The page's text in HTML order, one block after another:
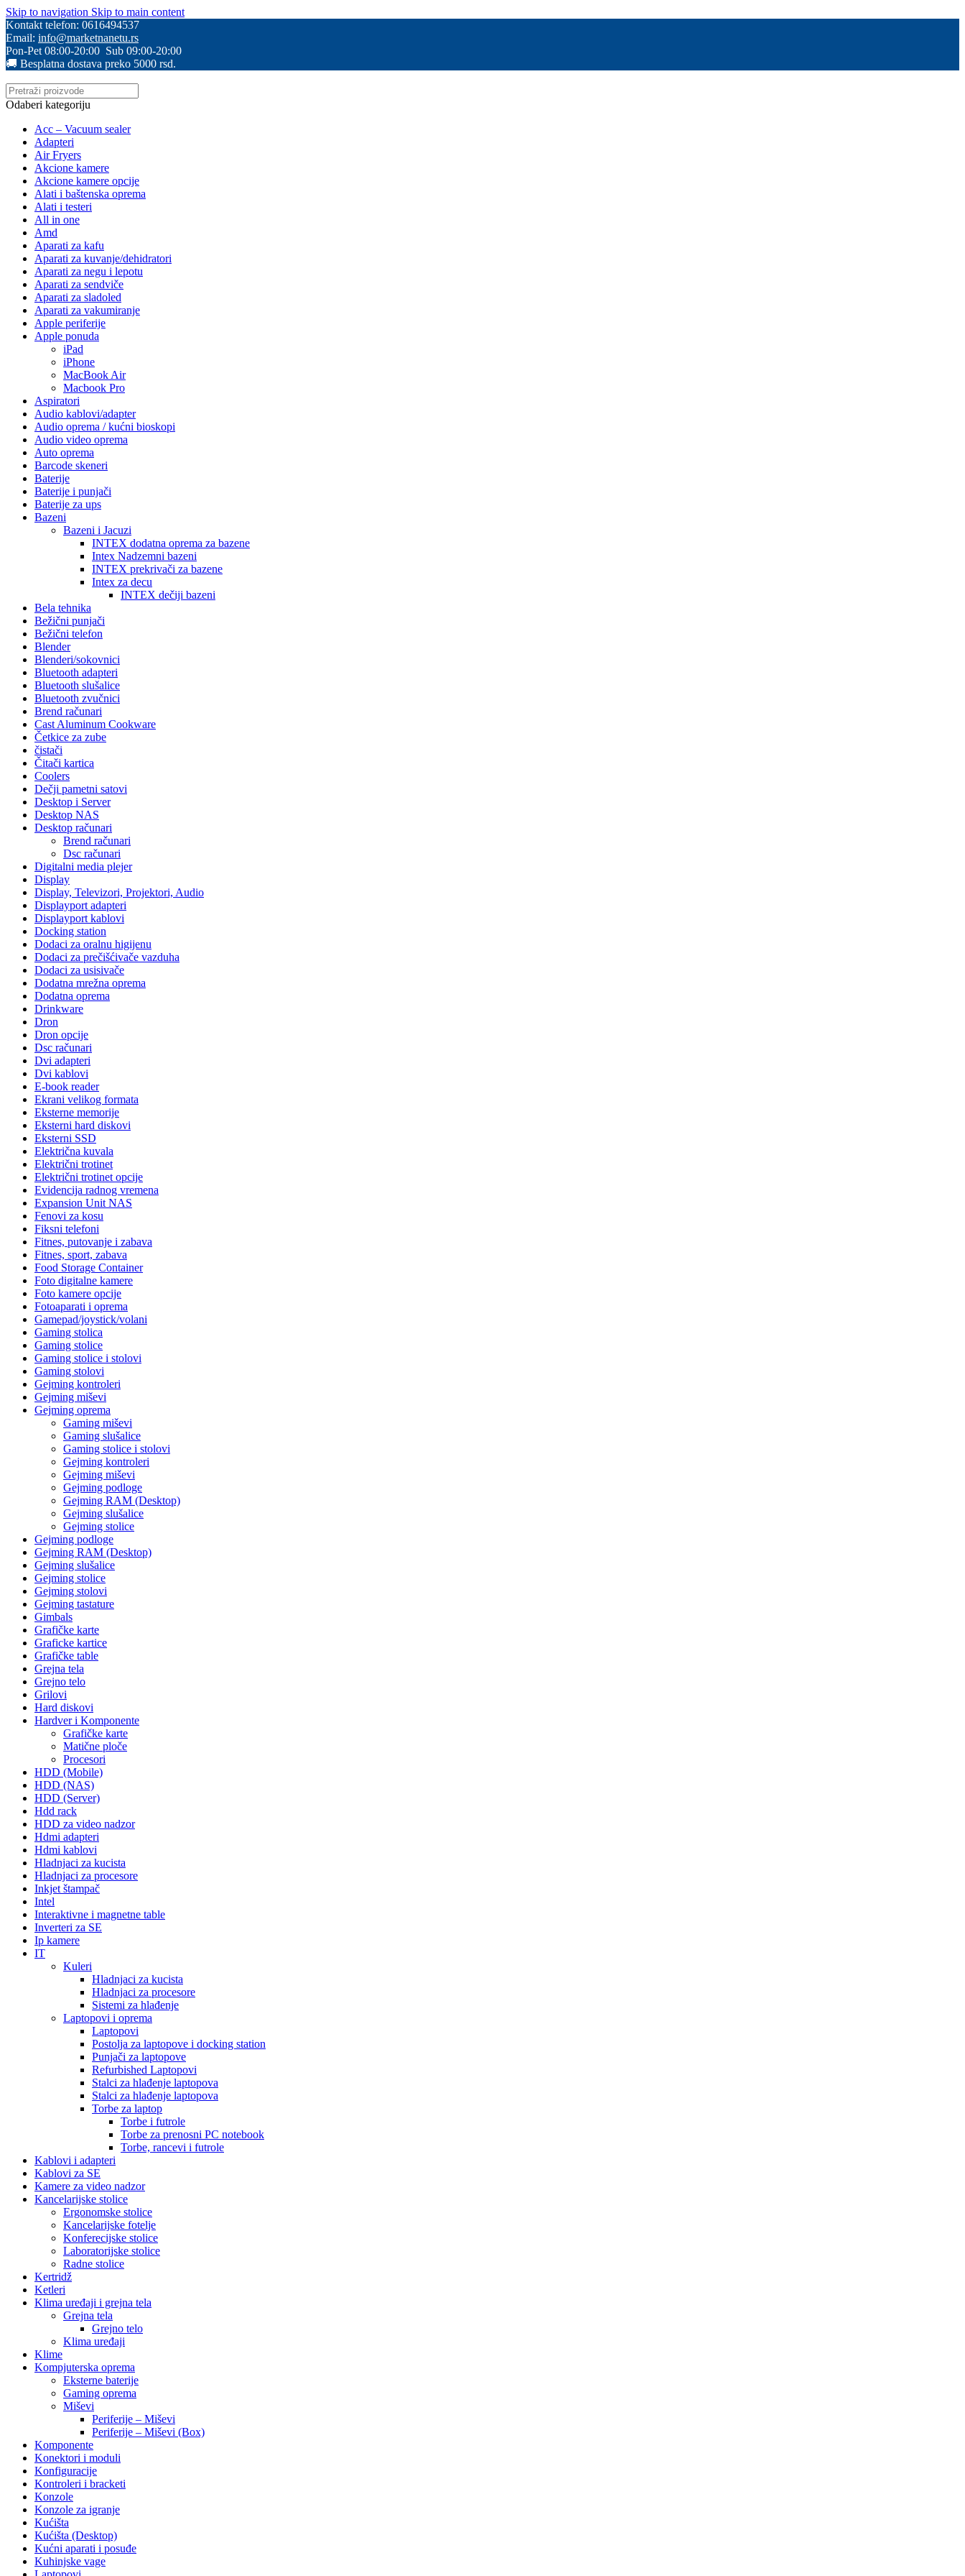
Skip to navigation Skip to main content
Kontakt telefon: 0616494537
Email: info@marketnanetu.rs
Pon-Pet 08:00-20:00 Sub 09:00-20:00
🚚 Besplatna dostava preko 5000 rsd.
Odaberi kategoriju
Acc – Vacuum sealer
Adapteri
Air Fryers
Akcione kamere
Akcione kamere opcije
Alati i baštenska oprema
Alati i testeri
All in one
Amd
Aparati za kafu
Aparati za kuvanje/dehidratori
Aparati za negu i lepotu
Aparati za sendviče
Aparati za sladoled
Aparati za vakumiranje
Apple periferije
Apple ponuda
iPad
iPhone
MacBook Air
Macbook Pro
Aspiratori
Audio kablovi/adapter
Audio oprema / kućni bioskopi
Audio video oprema
Auto oprema
Barcode skeneri
Baterije
Baterije i punjači
Baterije za ups
Bazeni
Bazeni i Jacuzi
INTEX dodatna oprema za bazene
Intex Nadzemni bazeni
INTEX prekrivači za bazene
Intex za decu
INTEX dečiji bazeni
Bela tehnika
Bežični punjači
Bežični telefon
Blender
Blenderi/sokovnici
Bluetooth adapteri
Bluetooth slušalice
Bluetooth zvučnici
Brend računari
Cast Aluminum Cookware
Četkice za zube
čistači
Čitači kartica
Coolers
Dečji pametni satovi
Desktop i Server
Desktop NAS
Desktop računari
Brend računari
Dsc računari
Digitalni media plejer
Display
Display, Televizori, Projektori, Audio
Displayport adapteri
Displayport kablovi
Docking station
Dodaci za oralnu higijenu
Dodaci za prečišćivače vazduha
Dodaci za usisivače
Dodatna mrežna oprema
Dodatna oprema
Drinkware
Dron
Dron opcije
Dsc računari
Dvi adapteri
Dvi kablovi
E-book reader
Ekrani velikog formata
Eksterne memorije
Eksterni hard diskovi
Eksterni SSD
Električna kuvala
Električni trotinet
Električni trotinet opcije
Evidencija radnog vremena
Expansion Unit NAS
Fenovi za kosu
Fiksni telefoni
Fitnes, putovanje i zabava
Fitnes, sport, zabava
Food Storage Container
Foto digitalne kamere
Foto kamere opcije
Fotoaparati i oprema
Gamepad/joystick/volani
Gaming stolica
Gaming stolice
Gaming stolice i stolovi
Gaming stolovi
Gejming kontroleri
Gejming miševi
Gejming oprema
Gaming miševi
Gaming slušalice
Gaming stolice i stolovi
Gejming kontroleri
Gejming miševi
Gejming podloge
Gejming RAM (Desktop)
Gejming slušalice
Gejming stolice
Gejming podloge
Gejming RAM (Desktop)
Gejming slušalice
Gejming stolice
Gejming stolovi
Gejming tastature
Gimbals
Grafičke karte
Graficke kartice
Grafičke table
Grejna tela
Grejno telo
Grilovi
Hard diskovi
Hardver i Komponente
Grafičke karte
Matične ploče
Procesori
HDD (Mobile)
HDD (NAS)
HDD (Server)
Hdd rack
HDD za video nadzor
Hdmi adapteri
Hdmi kablovi
Hladnjaci za kucista
Hladnjaci za procesore
Inkjet štampač
Intel
Interaktivne i magnetne table
Inverteri za SE
Ip kamere
IT
Kuleri
Hladnjaci za kucista
Hladnjaci za procesore
Sistemi za hlađenje
Laptopovi i oprema
Laptopovi
Postolja za laptopove i docking station
Punjači za laptopove
Refurbished Laptopovi
Stalci za hlađenje laptopova
Stalci za hlađenje laptopova
Torbe za laptop
Torbe i futrole
Torbe za prenosni PC notebook
Torbe, rancevi i futrole
Kablovi i adapteri
Kablovi za SE
Kamere za video nadzor
Kancelarijske stolice
Ergonomske stolice
Kancelarijske fotelje
Konferecijske stolice
Laboratorijske stolice
Radne stolice
Kertridž
Ketleri
Klima uređaji i grejna tela
Grejna tela
Grejno telo
Klima uređaji
Klime
Kompjuterska oprema
Eksterne baterije
Gaming oprema
Miševi
Periferije – Miševi
Periferije – Miševi (Box)
Komponente
Konektori i moduli
Konfiguracije
Kontroleri i bracketi
Konzole
Konzole za igranje
Kućišta
Kućišta (Desktop)
Kućni aparati i posuđe
Kuhinjske vage